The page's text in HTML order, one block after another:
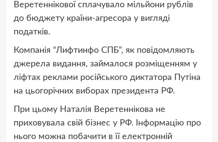
Веретеннікової сплачувало мільйони рублів
до бюджету країни-агресора у вигляді
податків.
Компанія “Лифтинфо СПБ”, як повідомляють
джерела видання, займалося розміщенням у
ліфтах реклами російського диктатора Путіна
на цьогорічних виборах президента РФ.
При цьому Наталія Веретеннікова не
приховувала свій бізнес у РФ. Інформацію про
нього можна побачити в її електронній